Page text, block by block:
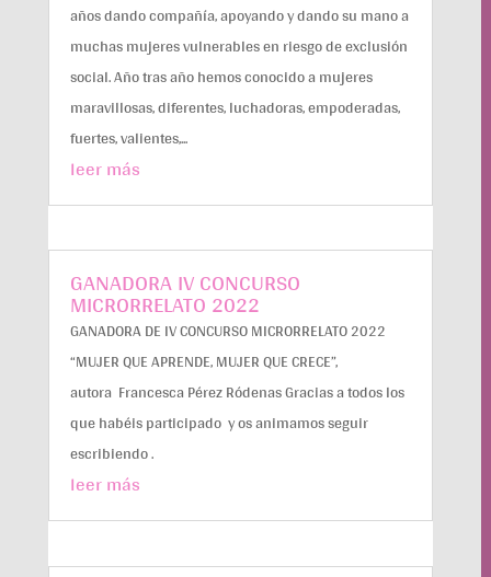
años dando compañía, apoyando y dando su mano a
muchas mujeres vulnerables en riesgo de exclusión
social. Año tras año hemos conocido a mujeres
maravillosas, diferentes, luchadoras, empoderadas,
fuertes, valientes,...
leer más
GANADORA IV CONCURSO
MICRORRELATO 2022
GANADORA DE IV CONCURSO MICRORRELATO 2022
“MUJER QUE APRENDE, MUJER QUE CRECE”,
autora Francesca Pérez Ródenas Gracias a todos los
que habéis participado y os animamos seguir
escribiendo .
leer más